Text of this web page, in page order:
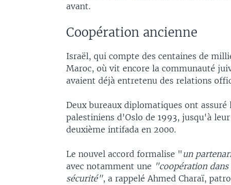
avant.
Coopération ancienne
Israël, qui compte des centaines de
Maroc, où vit encore la communauté
avaient déjà entretenu des relations
Deux bureaux diplomatiques ont
palestiniens d'Oslo de 1993, jusqu'à
deuxième intifada en 2000.
Le nouvel accord formalise " un
avec notamment une "coopération
sécurité", a rappelé Ahmed Charaï,